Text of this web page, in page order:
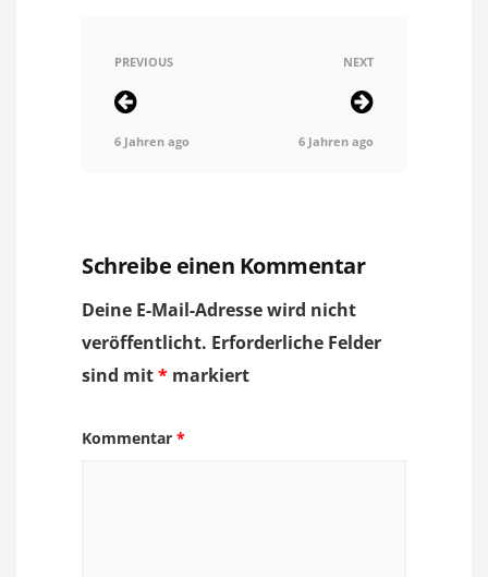
PREVIOUS
6 Jahren ago
NEXT
6 Jahren ago
Schreibe einen Kommentar
Deine E-Mail-Adresse wird nicht
veröffentlicht. Erforderliche Felder
sind mit* markiert
Kommentar *